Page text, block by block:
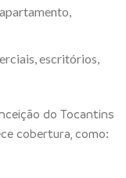
escritórios,
do Tocantins
cobertura, como: